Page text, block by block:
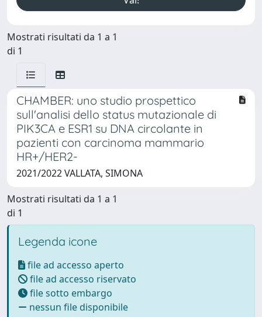
Mostrati risultati da 1 a 1
di 1
CHAMBER: uno studio prospettico
sull'analisi dello status mutazionale di
PIK3CA e ESR1 su DNA circolante in
pazienti con carcinoma mammario
HR+/HER2-
2021/2022 VALLATA, SIMONA
Mostrati risultati da 1 a 1
di 1
Legenda icone
file ad accesso aperto
file ad accesso riservato
file sotto embargo
nessun file disponibile